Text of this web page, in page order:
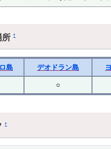
所†
島 デオドラン島
○
†